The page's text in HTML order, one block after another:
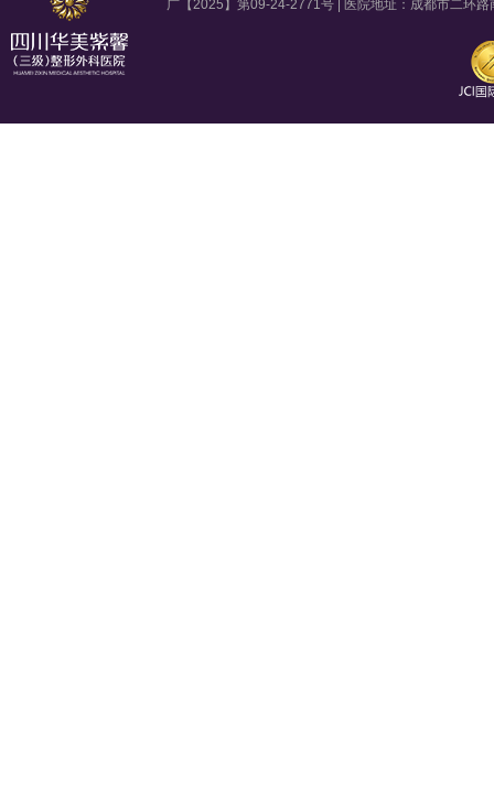
广【2025】第09-24-2771号 | 医院地址：成都市二环